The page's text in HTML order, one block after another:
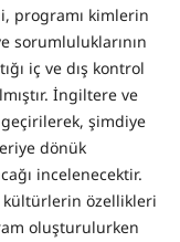
programı kimlerin
sorumluluklarının
iç ve dış kontrol
İngiltere ve
şimdiye
dönük
incelenecektir.
kültürlerin özellikleri
oluşturulurken